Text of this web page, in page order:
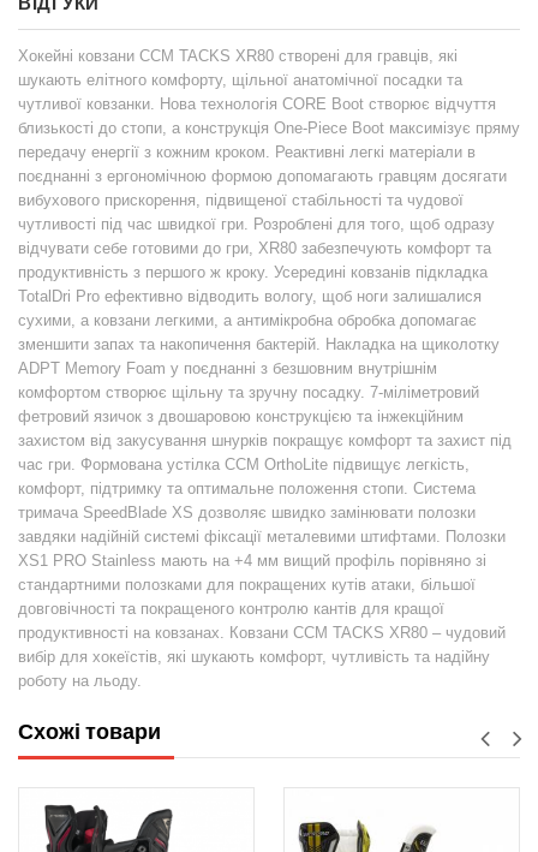
Хокейні ковзани CCM TACKS XR80 створені для гравців, які
шукають елітного комфорту, щільної анатомічної посадки та
чутливої ​​ковзанки. Нова технологія CORE Boot створює відчуття
близькості до стопи, а конструкція One-Piece Boot максимізує пряму
передачу енергії з кожним кроком. Реактивні легкі матеріали в
поєднанні з ергономічною формою допомагають гравцям досягати
вибухового прискорення, підвищеної стабільності та чудової
чутливості під час швидкої гри. Розроблені для того, щоб одразу
відчувати себе готовими до гри, XR80 забезпечують комфорт та
продуктивність з першого ж кроку. Усередині ковзанів підкладка
TotalDri Pro ефективно відводить вологу, щоб ноги залишалися
сухими, а ковзани легкими, а антимікробна обробка допомагає
зменшити запах та накопичення бактерій. Накладка на щиколотку
ADPT Memory Foam у поєднанні з безшовним внутрішнім
комфортом створює щільну та зручну посадку. 7-міліметровий
фетровий язичок з двошаровою конструкцією та інжекційним
захистом від закусування шнурків покращує комфорт та захист під
час гри. Формована устілка CCM OrthoLite підвищує легкість,
комфорт, підтримку та оптимальне положення стопи. Система
тримача SpeedBlade XS дозволяє швидко замінювати полозки
завдяки надійній системі фіксації металевими штифтами. Полозки
XS1 PRO Stainless мають на +4 мм вищий профіль порівняно зі
стандартними полозками для покращених кутів атаки, більшої
довговічності та покращеного контролю кантів для кращої
продуктивності на ковзанах. Ковзани CCM TACKS XR80 – чудовий
вибір для хокеїстів, які шукають комфорт, чутливість та надійну
роботу на льоду.
Схожі товари